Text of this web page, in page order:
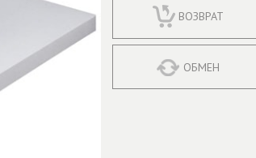
ВОЗВРАТ
ОБМЕН